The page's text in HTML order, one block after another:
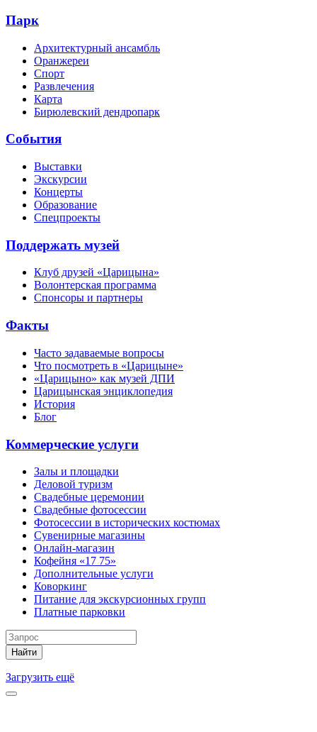
Парк
Архитектурный ансамбль
Оранжереи
Спорт
Развлечения
Карта
Бирюлевский дендропарк
События
Выставки
Экскурсии
Концерты
Образование
Спецпроекты
Поддержать музей
Клуб друзей «Царицына»
Волонтерская программа
Спонсоры и партнеры
Факты
Часто задаваемые вопросы
Что посмотреть в «Царицыне»
«Царицыно» как музей ДПИ
Царицынская энциклопедия
История
Блог
Коммерческие услуги
Залы и площадки
Деловой туризм
Свадебные церемонии
Свадебные фотосессии
Фотосессии в исторических костюмах
Сувенирные магазины
Онлайн-магазин
Кофейня «17 75»
Дополнительные услуги
Коворкинг
Питание для экскурсионных групп
Платные парковки
Найти
Загрузить ещё